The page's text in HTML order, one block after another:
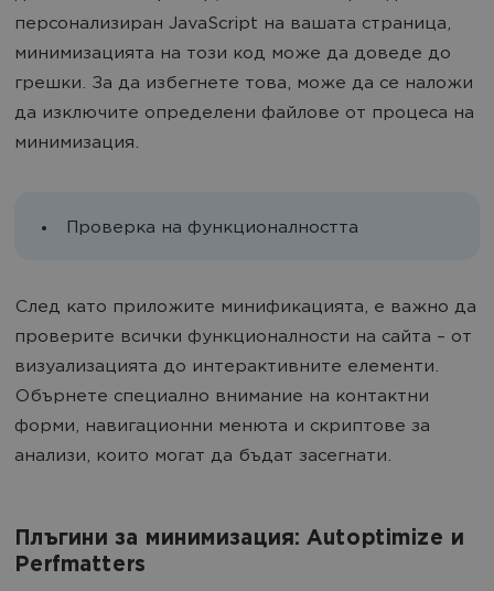
персонализиран JavaScript на вашата страница,
минимизацията на този код може да доведе до
грешки. За да избегнете това, може да се наложи
да изключите определени файлове от процеса на
минимизация.
Проверка на функционалността
След като приложите минификацията, е важно да
проверите всички функционалности на сайта – от
визуализацията до интерактивните елементи.
Обърнете специално внимание на контактни
форми, навигационни менюта и скриптове за
анализи, които могат да бъдат засегнати.
Плъгини за минимизация: Autoptimize и
Perfmatters